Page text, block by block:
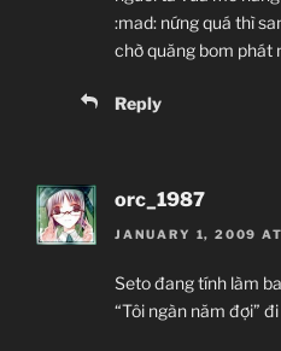
:mad: nứng quá thì
chờ quăng bom phát
Reply
orc_1987
JANUARY 1, 2009
Seto đang tính làm
“Tôi ngàn năm đợi”